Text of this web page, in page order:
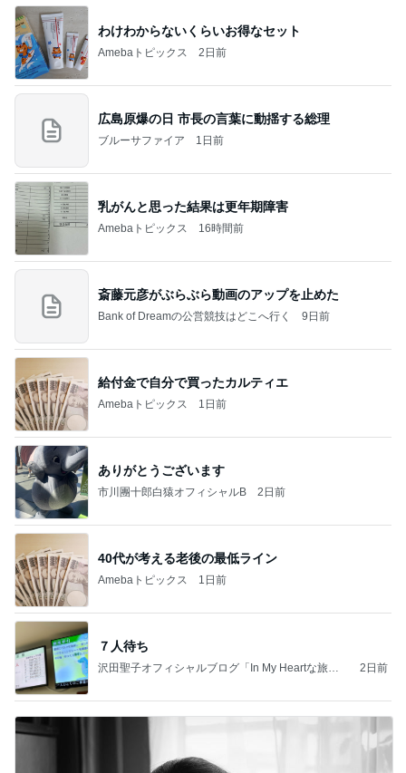
わけわからないくらいお得なセット
Amebaトピックス 2日前
広島原爆の日 市長の言葉に動揺する総理
ブルーサファイア 1日前
乳がんと思った結果は更年期障害
Amebaトピックス 16時間前
斎藤元彦がぶらぶら動画のアップを止めた
Bank of Dreamの公営競技はどこへ行く 9日前
給付金で自分で買ったカルティエ
Amebaトピックス 1日前
ありがとうございます
市川團十郎白猿オフィシャルB 2日前
40代が考える老後の最低ライン
Amebaトピックス 1日前
７人待ち
沢田聖子オフィシャルブログ「In My Heartな旅日
2日前